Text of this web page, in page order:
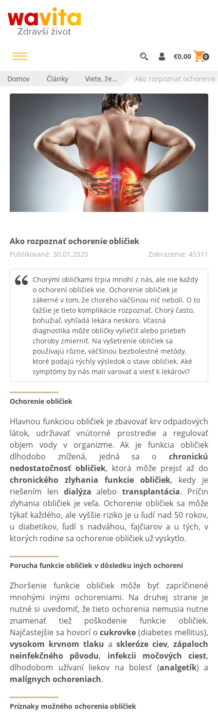
€0,00 0
Domov Články Viete, že... Ako rozpoznať ochorenie
Ako rozpoznať ochorenie obličiek
Publikované: 30.01.2020 Zobrazenie: 45311
Chorými obličkami trpia mnohí z nás, ale nie každý
o ochorení obličiek vie. Ochorenie obličiek je
zákerné v tom, že chorého väčšinou nič nebolí. O to
ťažšie je tieto komplikácie rozpoznať. Chorý často,
bohužiaľ, vyhľadá lekára neskoro. Včasná
diagnostika môže obličky vyliečiť alebo priebeh
choroby zmierniť. Na vyšetrenie obličiek sa
používajú rôzne, väčšinou bezbolestné metódy,
ktoré podajú rýchly výsledok o stave obličiek. Aké
symptómy by nás mali varovať a viesť k lekárovi?
Ochorenie obličiek
Hlavnou funkciou obličiek je zbavovať krv odpadových
látok, udržiavať vnútorné prostredie a regulovať
objem vody v organizme. Ak je funkcia obličiek
dlhodobo znížená, jedná sa o chronickú
nedostatočnosť obličiek, ktorá môže prejsť až do
chronického zlyhania funkcie obličiek, kedy je
riešením len dialýza alebotransplantácia. Príčin
zlyhania obličiek je veľa. Ochorenie obličiek sa môže
týkať každého, ale vyššie riziko je u ľudí nad 50 rokov,
u diabetikov, ľudí s nadváhou, fajčiarov a u tých, v
ktorých rodine sa ochorenie obličiek už vyskytlo.
Porucha funkcie obličiek v dôsledku iných ochorení
Zhoršenie funkcie obličiek môže byť zapríčinené
mnohými inými ochoreniami. Na druhej strane je
nutné si uvedomiť, že tieto ochorenia nemusia nutne
znamenať tiež poškodenie funkcie obličiek.
Najčastejšie sa hovorí ocukrovke (diabetes mellitus),
vysokom krvnom tlaku a skleróze ciev, zápaloch
neinfekčného pôvodu, infekcii močových ciest,
dlhodobom užívaní liekov na bolesť (analgetík) a
malígnych ochoreniach.
Príznaky možného ochorenia obličiek